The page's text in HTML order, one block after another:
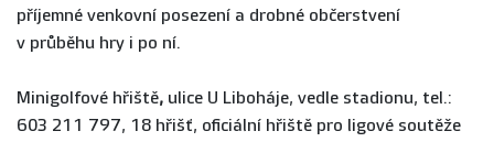
příjemné venkovní posezení a drobné občerstvení
v průběhu hry i po ní.
Minigolfové hřiště, ulice U Liboháje, vedle stadionu, tel.:
603 211 797, 18 hřišť, oficiální hřiště pro ligové soutěže